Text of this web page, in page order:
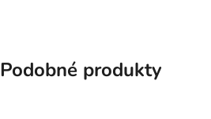
Podobné produkty